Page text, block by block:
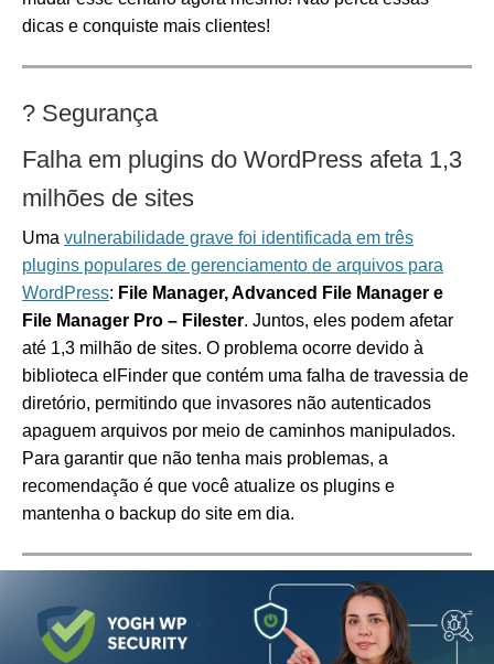
dicas e conquiste mais clientes!
? Segurança
Falha em plugins do WordPress afeta 1,3
milhões de sites
Uma vulnerabilidade grave foi identificada em três
plugins populares de gerenciamento de arquivos para
WordPress: File Manager, Advanced File Manager e
File Manager Pro – Filester. Juntos, eles podem afetar
até 1,3 milhão de sites. O problema ocorre devido à
biblioteca elFinder que contém uma falha de travessia de
diretório, permitindo que invasores não autenticados
apaguem arquivos por meio de caminhos manipulados.
Para garantir que não tenha mais problemas, a
recomendação é que você atualize os plugins e
mantenha o backup do site em dia.